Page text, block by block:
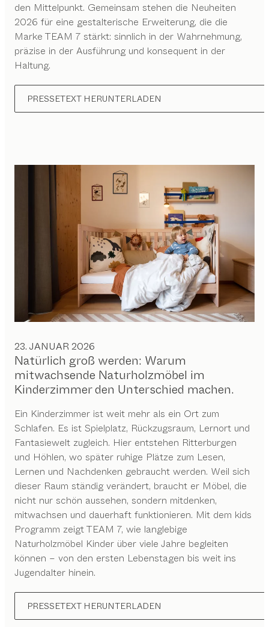
den Mittelpunkt. Gemeinsam stehen die Neuheiten
2026 für eine gestalterische Erweiterung, die die
Marke TEAM 7 stärkt: sinnlich in der Wahrnehmung,
präzise in der Ausführung und konsequent in der
Haltung.
PRESSETEXT HERUNTERLADEN
23. JANUAR 2026
Natürlich groß werden: Warum
mitwachsende Naturholzmöbel im
Kinderzimmer den Unterschied machen.
Ein Kinderzimmer ist weit mehr als ein Ort zum
Schlafen. Es ist Spielplatz, Rückzugsraum, Lernort und
Fantasiewelt zugleich. Hier entstehen Ritterburgen
und Höhlen, wo später ruhige Plätze zum Lesen,
Lernen und Nachdenken gebraucht werden. Weil sich
dieser Raum ständig verändert, braucht er Möbel, die
nicht nur schön aussehen, sondern mitdenken,
mitwachsen und dauerhaft funktionieren. Mit dem kids
Programm zeigt TEAM 7, wie langlebige
Naturholzmöbel Kinder über viele Jahre begleiten
können – von den ersten Lebenstagen bis weit ins
Jugendalter hinein.
PRESSETEXT HERUNTERLADEN